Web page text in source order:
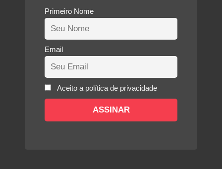
Primeiro Nome
Email
Aceito a política de privacidade